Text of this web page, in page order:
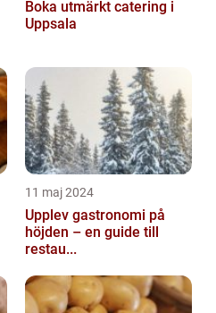
Boka utmärkt catering i
Uppsala
11 maj 2024
Upplev gastronomi på
höjden – en guide till
restau...